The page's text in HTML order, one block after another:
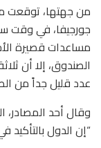
من جهتها، توقعت
الصندوق، إلا أن
عدد قليل جداً من
وقال أحد
“إن الدول بالتأكيد